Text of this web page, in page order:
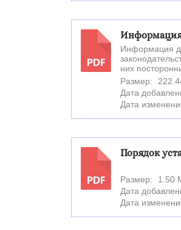
PDF
Информация
них
Размер:
Дата
Дата
PDF
Порядок
Размер:
1.50
Дата
Дата